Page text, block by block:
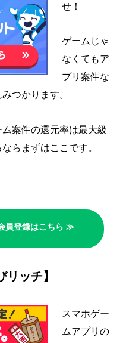
せ！
ゲームじゃ
なくてもア
プリ案件な
つかります。
案件の還元率は最大級
らまずはここです。
員登録はこちら ≫
ッチ】
スマホゲー
ムアプリの